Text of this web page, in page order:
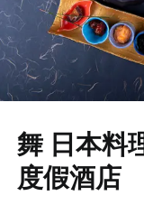
舞 日本料
度假酒店